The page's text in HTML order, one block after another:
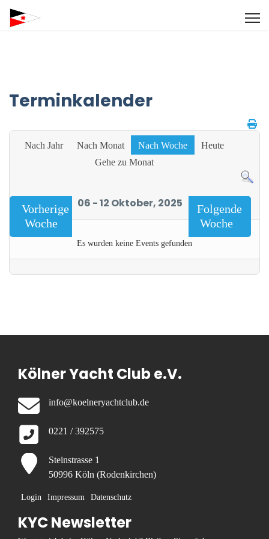
Terminkalender
Nach Jahr Nach Monat Nach Woche
Heute
Gehe zu Monat
Vorherige
Woche
06 - 12 Oktober, 2025
Folgende
Woche
Es wurden keine Events gefunden
Kölner Yacht Club e.V.
info@koelneryachtclub.de
0221 / 392575
Steinstrasse 1
50996 Köln (Rodenkirchen)
Login Impressum Datenschutz
KYC Newsletter